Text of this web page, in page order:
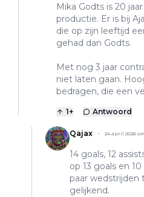
Mika Godts is 20
productie. Er is bij
die op zijn leeftijd
gehad dan Godts.
Met nog 3 jaar
niet laten gaan.
bedragen, die een
1+ Antwoord
Qajax 24 april 2026
14 goals, 12
op 13 goals en
paar wedstrijden
gelijkend.